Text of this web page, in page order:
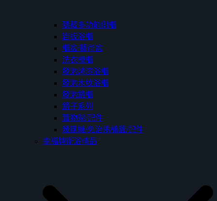
隱藏多功能側櫃
岩板浴櫃
櫃盆/藝術盆
洗衣槽櫃
發泡烤漆浴櫃
發泡木紋浴櫃
發泡鏡櫃
鏡子系列
置物架/配件
暖風機/免治馬桶蓋/配件
幸福牌衛浴精品